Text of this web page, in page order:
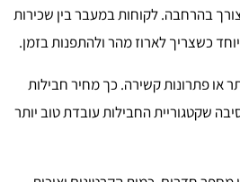
בהרחבה. לקוחות במעבר בין שכירות
כשצריך לארוז מהר ולהתפנות בזמן.
או פתרונות קשירה. כך מחיר חבילות
שקטגוריית החבילות עובדת טוב יותר